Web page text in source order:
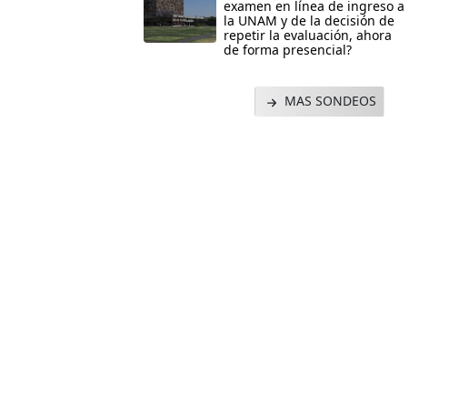
examen en línea de ingreso a
la UNAM y de la decisión de
repetir la evaluación, ahora
de forma presencial?
MAS SONDEOS